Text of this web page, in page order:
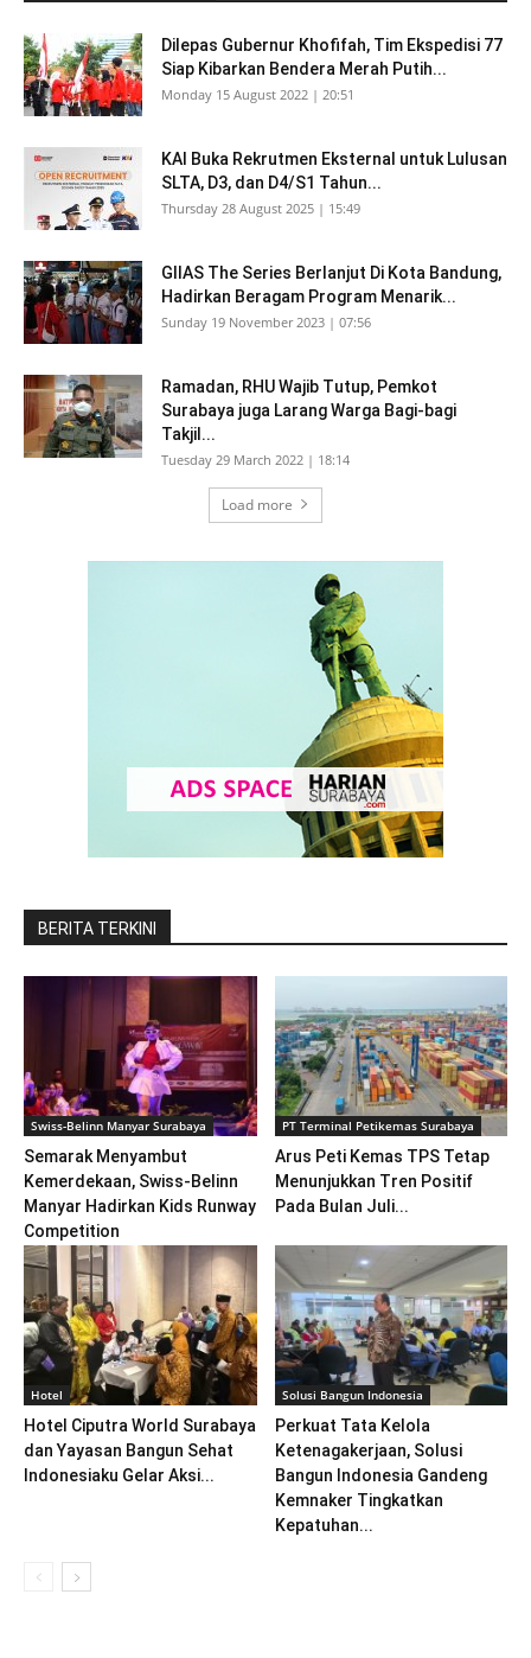
Dilepas Gubernur Khofifah, Tim Ekspedisi 77
Siap Kibarkan Bendera Merah Putih...
Monday 15 August 2022 | 20:51
KAI Buka Rekrutmen Eksternal untuk Lulusan
SLTA, D3, dan D4/S1 Tahun...
Thursday 28 August 2025 | 15:49
GIIAS The Series Berlanjut Di Kota Bandung,
Hadirkan Beragam Program Menarik...
Sunday 19 November 2023 | 07:56
Ramadan, RHU Wajib Tutup, Pemkot
Surabaya juga Larang Warga Bagi-bagi
Takjil...
Tuesday 29 March 2022 | 18:14
Load more
BERITA TERKINI
Swiss-Belinn Manyar Surabaya
Semarak Menyambut
Kemerdekaan, Swiss-Belinn
Manyar Hadirkan Kids Runway
Competition
PT Terminal Petikemas Surabaya
Arus Peti Kemas TPS Tetap
Menunjukkan Tren Positif
Pada Bulan Juli...
Hotel
Hotel Ciputra World Surabaya
dan Yayasan Bangun Sehat
Indonesiaku Gelar Aksi...
Solusi Bangun Indonesia
Perkuat Tata Kelola
Ketenagakerjaan, Solusi
Bangun Indonesia Gandeng
Kemnaker Tingkatkan
Kepatuhan...